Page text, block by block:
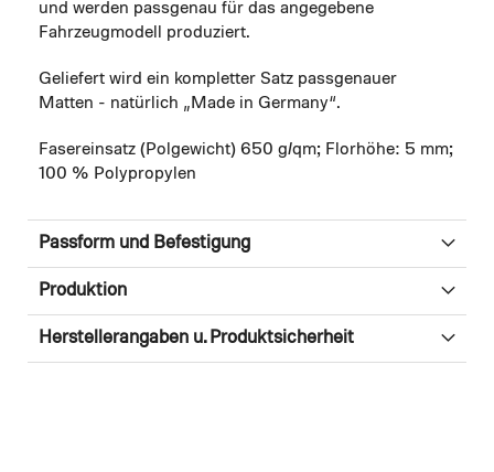
und werden passgenau für das angegebene
Fahrzeugmodell produziert.
Geliefert wird ein kompletter Satz passgenauer
Matten - natürlich „Made in Germany“.
Fasereinsatz (Polgewicht) 650 g/qm; Florhöhe: 5 mm;
100 % Polypropylen
Passform und Befestigung
Produktion
Herstellerangaben u. Produktsicherheit